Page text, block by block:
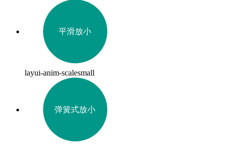
平滑放小
layui-anim-scalesmall
弹簧式放小